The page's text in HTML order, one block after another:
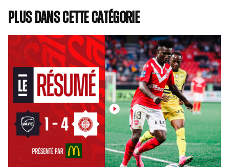
Plus dans cette catégorie